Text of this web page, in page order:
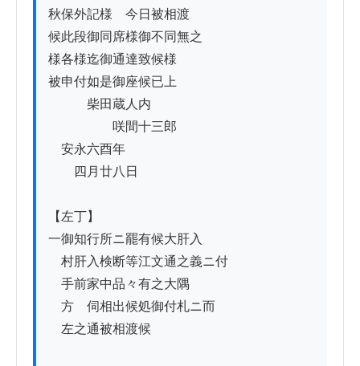
秋保外記様ゟ今日被相渡
候此段御同席様御不同無之
様各様迄御通達致候様
被申付如是御座候已上
柴田蔵人内
咲間十三郎
安永六酉年
四月廿八日
【左丁】
一御知行所ニ罷有候大肝入
村肝入検断等江文通之義ニ付
手前家中品々有之大隅
方ゟ伺相出候処御付札ニ而
左之通被相渡候